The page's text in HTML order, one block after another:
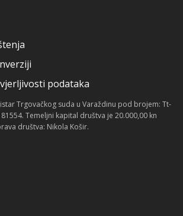
podataka
Trgovačkog suda u Varaždinu pod brojem: Tt-
Temeljni kapital društva je 20.000,00 kn
društva: Nikola Košir.